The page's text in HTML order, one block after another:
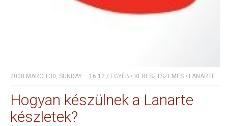
2008 MARCH 30, SUNDAY – 16:12 / EGYÉB • KERESZTSZEMES • LANARTE
Hogyan készülnek a Lanarte
készletek?